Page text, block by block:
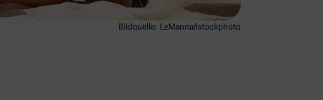
Bildquelle: LeManna/istockphoto